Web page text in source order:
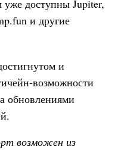
доступны Jupiter,
и другие
и
возможности
обновлениями
возможен из